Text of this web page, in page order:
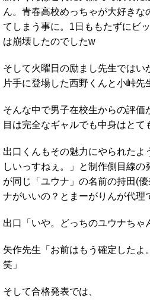
ん。青春高校めっちゃが大好きな
てしまう事に。1日ももたずにビ
は崩壊したのでしたw
そして火曜日の励まし先生ではい
片手に登場した西野くんと小峠先
そんな中で男子在校生からの評価
目は完全なギャルでも中身はとて
出口くんもその魅力にやられたよ
しいっすねぇ。」と制作側目線
が同じ「ユウナ」の名前の持田(
ナがいいの？とまーがりんが代理
出口「いや。どっちのユウナちゃ
矢作先生「お前はもう確定したよ
笑」
そして合格発表では、